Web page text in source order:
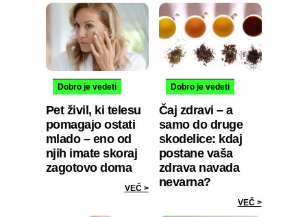
Dobro je vedeti
Pet živil, ki telesu
pomagajo ostati
mlado – eno od
njih imate skoraj
zagotovo doma
VEČ >
Dobro je vedeti
Čaj zdravi – a
samo do druge
skodelice: kdaj
postane vaša
zdrava navada
nevarna?
VEČ >